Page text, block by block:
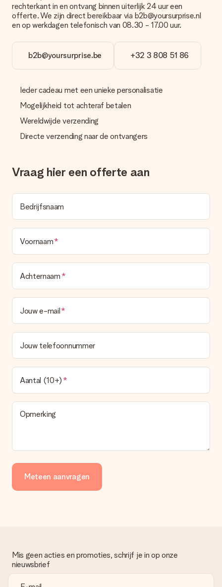
Cadeau ontvangen
We vinden het erg vervelend als je cadeau niet naar wens is
geleverd. Je kunt hiervoor contact opnemen met onze
klantenservice, zij helpen je graag bij het vinden van een
Wordt de factuur met de bestelling meegestuurd?
Er wordt geen factuur meegestuurd bij je bestelling. Je
ontvangt deze bij de bevestiging van de verzending en je kunt
deze ook altijd terugvinden in jouw MySurprise. Je kunt dus
het echt een verrassing!
rechterkant in en ontvang binnen uiterlijk 24 uur een
offerte. We zijn direct bereikbaar via b2b@yoursurprise.nl
en op werkdagen telefonisch van 08.30 - 17.00 uur.
b2b@yoursurprise.be +32 3 808 51 86
Ieder cadeau met een unieke personalisatie
Mogelijkheid tot achteraf betalen
Wereldwijde verzending
Directe verzending naar de ontvangers
Vraag hier een offerte aan
Bedrijfsnaam
Voornaam
Achternaam
Jouw e-mail
Jouw telefoonnummer
Aantal (10+)
Opmerking
Meteen aanvragen
Mis geen acties en promoties, schrijf je in op onze
nieuwsbrief